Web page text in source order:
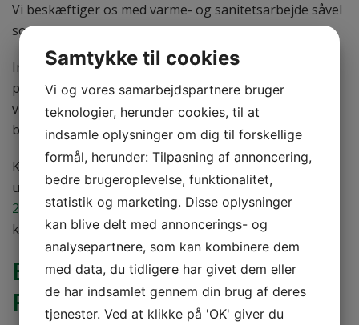
Vi beskæftiger os med varme- og sanitetsarbejde såvel
som blik- og tagarbejde.
Ingen kunde er for lille eller stor, og alle VVS-opgaver
prioriteres højt. Fra vores firmaadresse i Rødovre, kan
vi rykke hurtigt ud til dig, hvis du har et akut opstået
behov.
Kontakt os, hvis du ønsker rådgivning eller et
uforpligtende tilbud på din opgave. Ring på telefon
27 40 10, send en mail på mail@tvillingvvs.dk eller brug
kontaktsiden her.
ERFAREN BLIKKENSLAGER I
RØDOVRE
Samtykke til cookies
Vi og vores samarbejdspartnere bruger
teknologier, herunder cookies, til at
indsamle oplysninger om dig til forskellige
formål, herunder: Tilpasning af annoncering,
bedre brugeroplevelse, funktionalitet,
statistik og marketing. Disse oplysninger
kan blive delt med annoncerings- og
analysepartnere, som kan kombinere dem
med data, du tidligere har givet dem eller
de har indsamlet gennem din brug af deres
tjenester. Ved at klikke på 'OK' giver du